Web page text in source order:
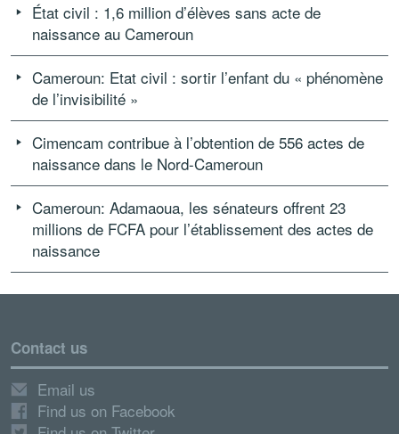
État civil : 1,6 million d’élèves sans acte de
naissance au Cameroun
Cameroun: Etat civil : sortir l’enfant du « phénomène
de l’invisibilité »
Cimencam contribue à l’obtention de 556 actes de
naissance dans le Nord-Cameroun
Cameroun: Adamaoua, les sénateurs offrent 23
millions de FCFA pour l’établissement des actes de
naissance
Contact us
Email us
Find us on Facebook